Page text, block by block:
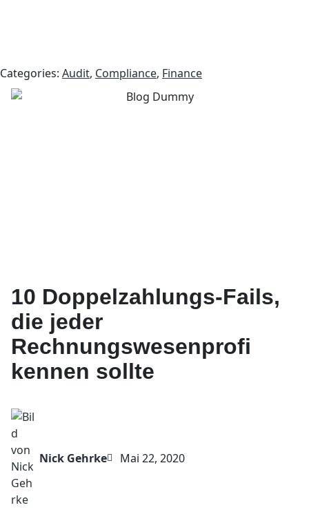
Categories: Audit, Compliance, Finance
10 Doppelzahlungs-Fails,
die jeder
Rechnungswesenprofi
kennen sollte
Nick Gehrke Mai 22, 2020